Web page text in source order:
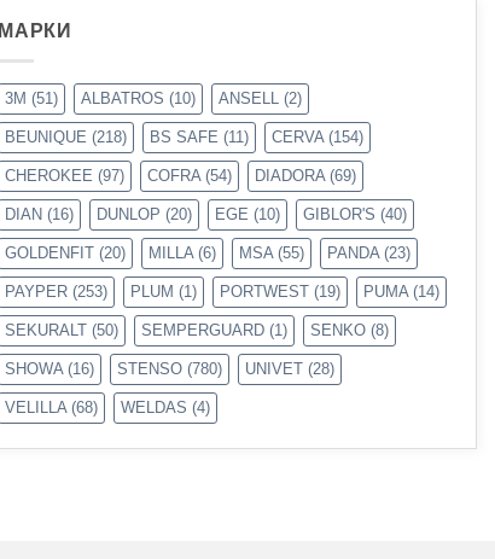
МАРКИ
3M (51) ALBATROS (10) ANSELL (2)
BEUNIQUE (218) BS SAFE (11) CERVA (154)
CHEROKEE (97) COFRA (54) DIADORA (69)
DIAN (16) DUNLOP (20) EGE (10) GIBLOR'S (40)
GOLDENFIT (20) MILLA (6) MSA (55) PANDA (23)
PAYPER (253) PLUM (1) PORTWEST (19) PUMA (14)
SEKURALT (50) SEMPERGUARD (1) SENKO (8)
SHOWA (16) STENSO (780) UNIVET (28)
VELILLA (68) WELDAS (4)